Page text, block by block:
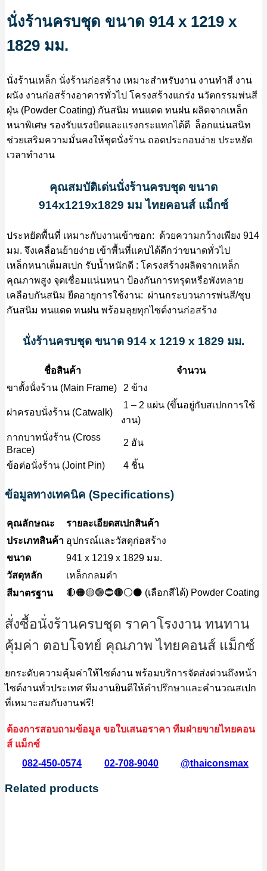
นั่งร้านครบชุด ขนาด 914 x 1219 x
1829 มม.
นั่งร้านเหล็ก นั่งร้านก่อสร้าง เหมาะสำหรับงาน งานทำสี งาน
ผนัง งานก่อสร้างอาคารทั่วไป โครงสร้างแกร่ง นวัตกรรมพ่นสี
ฝุ่น (Powder Coating) กันสนิม ทนแดด ทนฝน ผลิตจากเหล็ก
หนาพิเศษ รองรับแรงบิดและแรงกระแทกได้ดี ล็อกแน่นสนิท
ช่วยเสริมความมั่นคงให้ชุดนั่งร้าน ถอดประกอบง่าย ประหยัด
เวลาทำงาน
คุณสมบัติเด่นนั่งร้านครบชุด ขนาด
914x1219x1829 มม ไทยคอนส์ แม็กซ์
ประหยัดพื้นที่ เหมาะกับงานเข้าซอก: ด้วยความกว้างเพียง 914
มม. จึงเคลื่อนย้ายง่าย เข้าพื้นที่แคบได้ดีกว่าขนาดทั่วไป
เหล็กหนาเต็มสเปก รับน้ำหนักดี : โครงสร้างผลิตจากเหล็ก
คุณภาพสูง จุดเชื่อมแน่นหนา ป้องกันการทรุดหรือพังทลาย
เคลือบกันสนิม ยืดอายุการใช้งาน: ผ่านกระบวนการพ่นสี/ชุบ
กันสนิม ทนแดด ทนฝน พร้อมลุยทุกไซต์งานก่อสร้าง
นั่งร้านครบชุด ขนาด 914 x 1219 x 1829 มม.
ชื่อสินค้า
จำนวน
ขาตั้งนั่งร้าน (Main Frame)
2 ข้าง
ฝาครอบนั่งร้าน (Catwalk)
1 – 2 แผ่น (ขึ้นอยู่กับสเปกการใช้
งาน)
กากบาทนั่งร้าน (Cross
Brace)
2 อัน
ข้อต่อนั่งร้าน (Joint Pin) 4 ชิ้น
ข้อมูลทางเทคนิค (Specifications)
คุณลักษณะ
รายละเอียดสเปกสินค้า
ประเภทสินค้า อุปกรณ์และวัสดุก่อสร้าง
ขนาด
941 x 1219 x 1829 มม.
วัสดุหลัก
เหล็กกลมดำ
สีมาตรฐาน
🔴🟠🟡🟢🔵🟤⚪⚫ (เลือกสีได้) Powder Coating
สั่งซื้อนั่งร้านครบชุด ราคาโรงงาน ทนทาน
คุ้มค่า ตอบโจทย์ คุณภาพ ไทยคอนส์ แม็กซ์
ยกระดับความคุ้มค่าให้ไซต์งาน พร้อมบริการจัดส่งด่วนถึงหน้า
ไซต์งานทั่วประเทศ ทีมงานยินดีให้คำปรึกษาและคำนวณสเปก
ที่เหมาะสมกับงานฟรี!
ต้องการสอบถามข้อมูล ขอใบเสนอราคา ทีมฝ่ายขายไทยคอน
ส์ แม็กซ์
082-450-0574
02-708-9040 @thaiconsmax
Related products